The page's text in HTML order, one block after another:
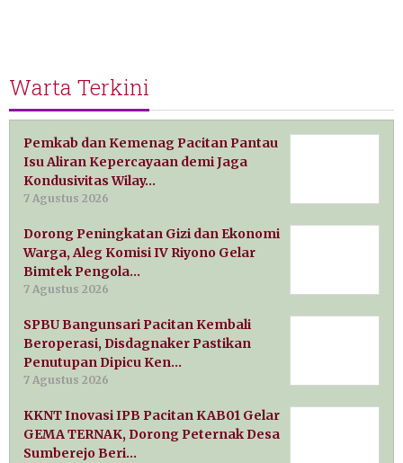
Warta Terkini
Pemkab dan Kemenag Pacitan Pantau
Isu Aliran Kepercayaan demi Jaga
Kondusivitas Wilay…
7 Agustus 2026
Dorong Peningkatan Gizi dan Ekonomi
Warga, Aleg Komisi IV Riyono Gelar
Bimtek Pengola…
7 Agustus 2026
SPBU Bangunsari Pacitan Kembali
Beroperasi, Disdagnaker Pastikan
Penutupan Dipicu Ken…
7 Agustus 2026
KKNT Inovasi IPB Pacitan KAB01 Gelar
GEMA TERNAK, Dorong Peternak Desa
Sumberejo Beri…